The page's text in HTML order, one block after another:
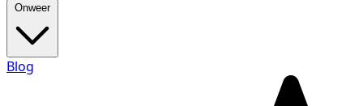
Onweer
Blog